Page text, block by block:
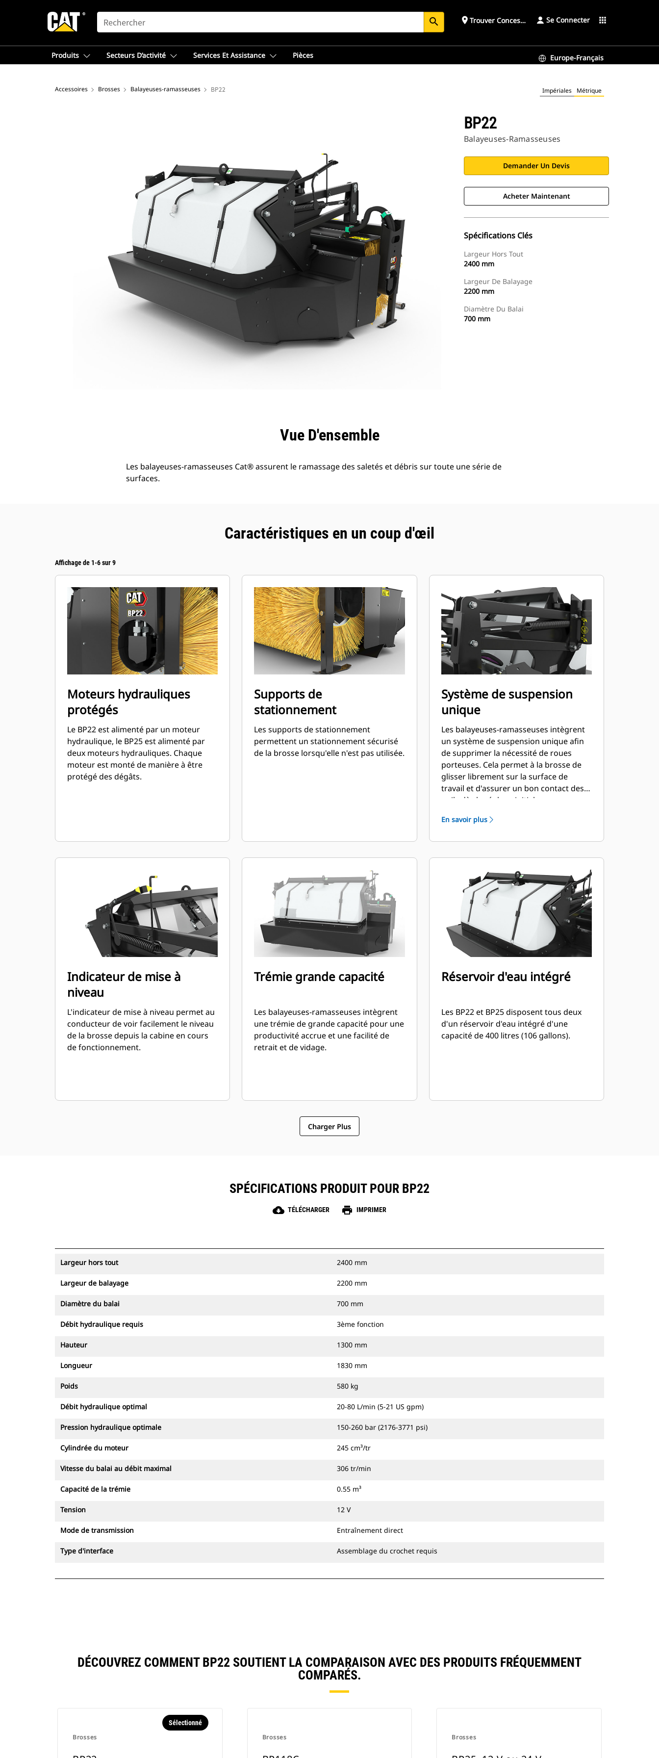
SEARCH search place Trouver ConcessionnaireSe Connecter apps
Produits Secteurs D’activité Services Et Assistance Pièces Europe-Français
Accessoires Brosses Balayeuses-ramasseuses BP22 Impériales Métrique
BP22
Balayeuses-Ramasseuses
Demander Un Devis
Acheter Maintenant
Spécifications Clés
Largeur Hors Tout
2400 mm
Largeur De Balayage
2200 mm
Diamètre Du Balai
700 mm
Vue D'ensemble
Les balayeuses-ramasseuses Cat® assurent le ramassage des saletés et débris sur toute une série de
surfaces.
Caractéristiques en un coup d'œil
Affichage de 1-6 sur 9
Moteurs hydrauliques
protégés
Le BP22 est alimenté par un moteur
hydraulique, le BP25 est alimenté par
deux moteurs hydrauliques. Chaque
moteur est monté de manière à être
protégé des dégâts.
Supports de
stationnement
Les supports de stationnement
permettent un stationnement sécurisé
de la brosse lorsqu'elle n'est pas utilisée.
Système de suspension
unique
Les balayeuses-ramasseuses intègrent
un système de suspension unique afin
de supprimer la nécessité de roues
porteuses. Cela permet à la brosse de
glisser librement sur la surface de
travail et d'assurer un bon contact des
poils dès le réglage initial.
En savoir plus
Indicateur de mise à
niveau
L'indicateur de mise à niveau permet au
conducteur de voir facilement le niveau
de la brosse depuis la cabine en cours
de fonctionnement.
Trémie grande capacité
Les balayeuses-ramasseuses intègrent
une trémie de grande capacité pour une
productivité accrue et une facilité de
retrait et de vidage.
Réservoir d'eau intégré
Les BP22 et BP25 disposent tous deux
d'un réservoir d'eau intégré d'une
capacité de 400 litres (106 gallons).
Charger Plus
SPÉCIFICATIONS PRODUIT POUR BP22
cloud_download TÉLÉCHARGER print IMPRIMER
Largeur hors tout 2400 mm
Largeur de balayage 2200 mm
Diamètre du balai 700 mm
Débit hydraulique requis 3ème fonction
Hauteur 1300 mm
Longueur 1830 mm
Poids 580 kg
Débit hydraulique optimal 20-80 L/min (5-21 US gpm)
Pression hydraulique optimale 150-260 bar (2176-3771 psi)
Cylindrée du moteur 245 cm³/tr
Vitesse du balai au débit maximal 306 tr/min
Capacité de la trémie 0.55 m³
Tension 12 V
Mode de transmission Entraînement direct
Type d'interface Assemblage du crochet requis
DÉCOUVREZ COMMENT BP22 SOUTIENT LA COMPARAISON AVEC DES PRODUITS FRÉQUEMMENT
COMPARÉS.
Brosses
Sélectionné
Brosses Brosses